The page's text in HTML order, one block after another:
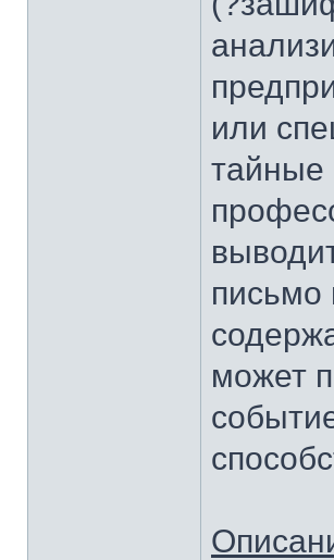
или
тайные
письмо
может